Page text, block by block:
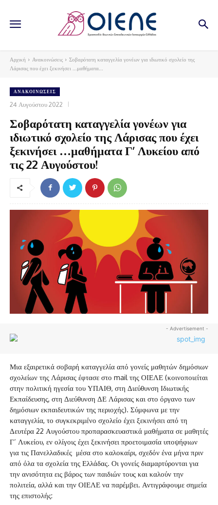
Αρχική Ανακοινώσεις
Σοβαρότατη καταγγελία γονέων για ιδιωτικό σχολείο της
Λάρισας που έχει ξεκινήσει ...μαθήματα...
ΑΝΑΚΟΙΝΏΣΕΙΣ
24 Αυγούστου 2022
Σοβαρότατη καταγγελία γονέων για
ιδιωτικό σχολείο της Λάρισας που έχει
ξεκινήσει …μαθήματα Γ’ Λυκείου από
τις 22 Αυγούστου!
- Advertisement -
Μια εξαιρετικά σοβαρή καταγγελία από γονείς μαθητών δημόσιων
σχολείων της Λάρισας έφτασε στο mail της ΟΙΕΛΕ (κοινοποιείται
στην πολιτική ηγεσία του ΥΠΑΙΘ, στη Διεύθυνση Ιδιωτικής
Εκπαίδευσης, στη Διεύθυνση ΔΕ Λάρισας και στο όργανο των
δημόσιων εκπαιδευτικών της περιοχής). Σύμφωνα με την
καταγγελία, το συγκεκριμένο σχολείο έχει ξεκινήσει από τη
Δευτέρα 22 Αυγούστου προπαρασκευαστικά μαθήματα σε μαθητές
Γ’ Λυκείου, εν ολίγοις έχει ξεκινήσει προετοιμασία υποψήφιων
για τις Πανελλαδικές μέσα στο καλοκαίρι, σχεδόν ένα μήνα πριν
από όλα τα σχολεία της Ελλάδας. Οι γονείς διαμαρτύρονται για
την ανισότητα εις βάρος των παιδιών τους και καλούν την
πολιτεία, αλλά και την ΟΙΕΛΕ να παρέμβει. Αντιγράφουμε σημεία
της επιστολής: